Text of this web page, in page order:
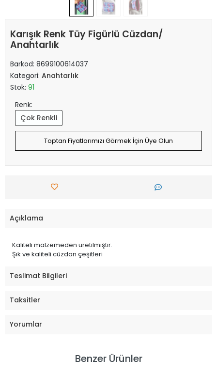
Karışık Renk Tüy Figürlü Cüzdan/
Anahtarlık
Barkod: 8699100614037
Kategori: Anahtarlık
Stok: 91
Renk:
Çok Renkli
Toptan Fiyatlarımızı Görmek İçin Üye Olun
Açıklama
Kaliteli malzemeden üretilmiştir.
Şık ve kaliteli cüzdan çeşitleri
Teslimat Bilgileri
Taksitler
Yorumlar
Benzer Ürünler